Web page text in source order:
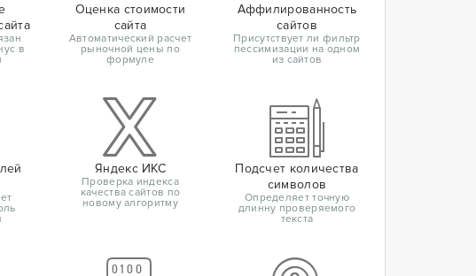
в
Оценка стоимости
сайта
Автоматический расчет
рыночной цены по
формуле
Аффилированность
сайтов
Присутствует ли фильтр
пессимизации на одном
из сайтов
Яндекс ИКС
Проверка индекса
качества сайтов по
новому алгоритму
Подсчет количества
символов
Определяет точную
длинну проверяемого
текста